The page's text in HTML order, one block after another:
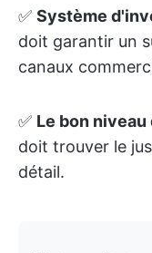
✅ Système
doit garantir un
canaux
✅ Le bon
doit trouver le
détail.